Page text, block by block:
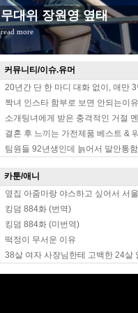
무대위 장원영 옆태
read more
커뮤니티/이슈.유머
20년간 단 한 마디 대화 없이, 애만
짝녀 인스타 함부로 보면 안되는이유
소개팅녀에게 받은 충격적인 거절
결혼 후 느끼는 가전제품 베스트 &
팀원들 92년생인데 늙어서 말안통
카툰/애니
옆집 아줌마랑 야스하고 싶어서 서
킹덤 884화 (번역)
킹덤 884화 (미번역)
떡정이 무서운 이유
38살 여자 사장님한테 고백한 24살